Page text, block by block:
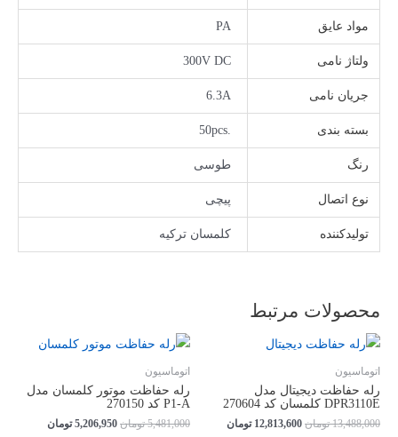
مواد عایق PA
ولتاژ نامی 300V DC
جریان نامی 6.3A
بسته بندی .50pcs
رنگ طوسی
نوع اتصال پیچی
تولیدکننده کلمسان ترکیه
محصولات مرتبط
اتوماسیون
رله حفاظت دیجیتال مدل
DPR3110E کلمسان کد 270604
13,488,000 تومان قیمت
12,813,600 تومان
اتوماسیون
رله حفاظت موتور کلمسان مدل
P1-A کد 270150
5,481,000 تومان قیمت
5,206,950 تومان